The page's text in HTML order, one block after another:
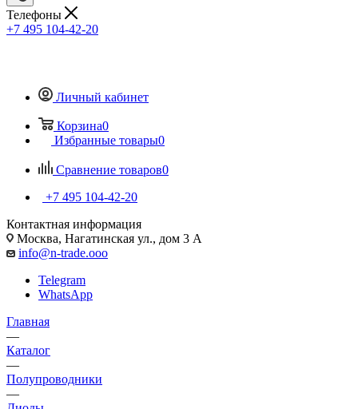
Телефоны
+7 495 104-42-20
Личный кабинет
Корзина0
Избранные товары0
Сравнение товаров0
+7 495 104-42-20
Контактная информация
Москва, Нагатинская ул., дом 3 А
info@n-trade.ooo
Telegram
WhatsApp
Главная
—
Каталог
—
Полупроводники
—